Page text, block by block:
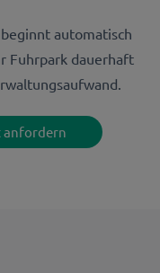
automatisch
Fuhrpark dauerhaft
anfordern